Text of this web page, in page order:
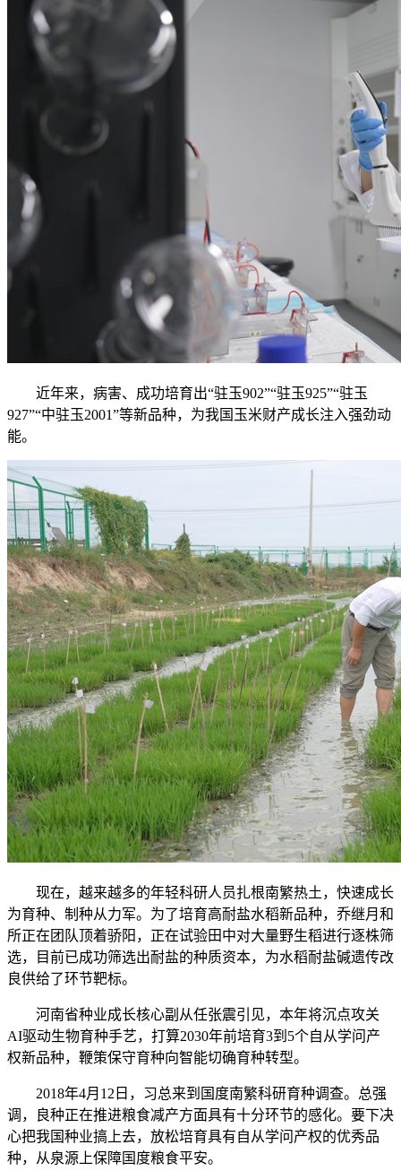
近年来，病害、成功培育出“驻玉902”“驻玉925”“驻玉
927”“中驻玉2001”等新品种，为我国玉米财产成长注入强劲动
能。
现在，越来越多的年轻科研人员扎根南繁热土，快速成长
为育种、制种从力军。为了培育高耐盐水稻新品种，乔继月和
所正在团队顶着骄阳，正在试验田中对大量野生稻进行逐株筛
选，目前已成功筛选出耐盐的种质资本，为水稻耐盐碱遗传改
良供给了环节靶标。
河南省种业成长核心副从任张震引见，本年将沉点攻关
AI驱动生物育种手艺，打算2030年前培育3到5个自从学问产
权新品种，鞭策保守育种向智能切确育种转型。
2018年4月12日，习总来到国度南繁科研育种调查。总强
调，良种正在推进粮食减产方面具有十分环节的感化。要下决
心把我国种业搞上去，放松培育具有自从学问产权的优秀品
种，从泉源上保障国度粮食平安。